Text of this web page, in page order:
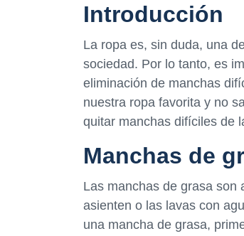
Introducción
La ropa es, sin duda, una
sociedad. Por lo tanto, es
eliminación de manchas
nuestra ropa favorita y no
quitar manchas difíciles de
Manchas de
Las manchas de grasa son
asienten o las lavas con
una mancha de grasa,